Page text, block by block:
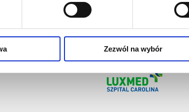
Zezwól na wybór
groźnego dla zdrowia, a nawet